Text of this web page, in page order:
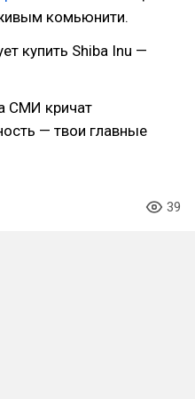
комьюнити.
купить Shiba Inu —
СМИ кричат
— твои главные
39